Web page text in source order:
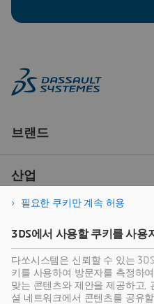
필요한 쿠키만 계속 허용
3DS에서 사용할 쿠키를 사용
다쏘시스템은 신뢰할 수 있는
키를 사용하여 방문자를 측정하
맞는 콘텐츠와 제안을 제공하고,
셜 네트워크에서 콘텐츠를 공유